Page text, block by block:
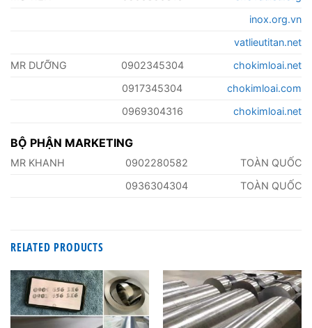
inox.org.vn
vatlieutitan.net
MR DƯỠNG
0902345304
chokimloai.net
0917345304
chokimloai.com
0969304316
chokimloai.net
BỘ PHẬN MARKETING
MR KHANH 0902280582
TOÀN QUỐC
0936304304
TOÀN QUỐC
RELATED PRODUCTS